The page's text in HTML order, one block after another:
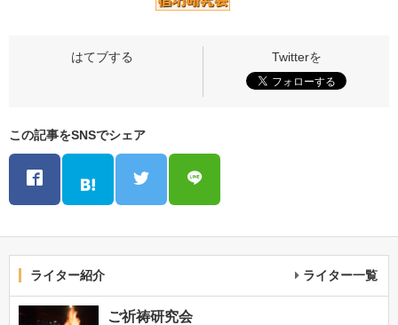
この記事をSNSでシェア
ライター紹介 ライター一覧
ご祈祷研究会